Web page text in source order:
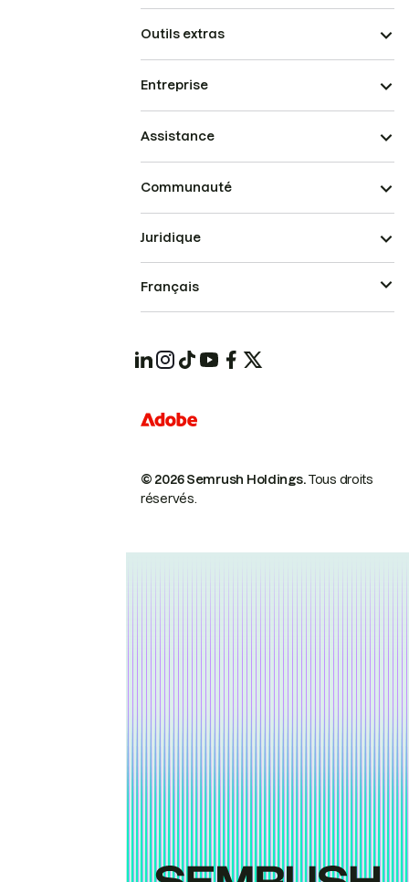
Outils extras
Entreprise
Assistance
Communauté
© 2026 Semrush Holdings.Tous droits
réservés.
Juridique
Français